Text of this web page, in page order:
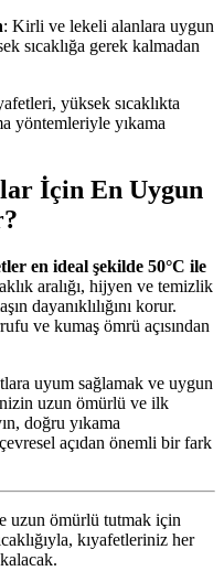
: Kirli ve lekeli alanlara uygun
sıcaklığa gerek kalmadan
yüksek sıcaklıkta
yöntemleriyle yıkama
İçin En Uygun
en ideal şekilde 50°C ile
aralığı, hijyen ve temizlik
dayanıklılığını korur.
ve kumaş ömrü açısından
uyum sağlamak ve uygun
uzun ömürlü ve ilk
doğru yıkama
açıdan önemli bir fark
uzun ömürlü tutmak için
kıyafetleriniz her